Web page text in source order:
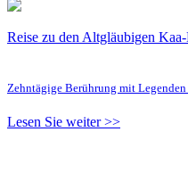
Reise zu den Altgläubigen
Zehntägige Berührung mit
Lesen Sie weiter >>